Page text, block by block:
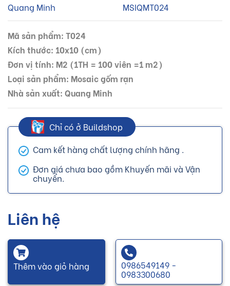
Quang Minh
MSIQMT024
Mã sản phẩm: T024
Kích thước: 10x10 (cm)
Đơn vị tính: M2 (1TH = 100 viên =1 m2)
Loại sản phẩm: Mosaic gốm rạn
Nhà sản xuất: Quang Minh
Chỉ có ở Buildshop
Cam kết hàng chất lượng chính hãng .
Đơn giá chưa bao gồm Khuyến mãi và Vận
chuyển.
Liên hệ
Thêm vào giỏ hàng 0986549149 -
0983300680